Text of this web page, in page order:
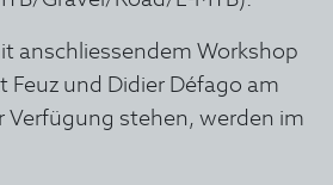
anschliessendem Workshop
und Didier Défago am
Verfügung stehen, werden im